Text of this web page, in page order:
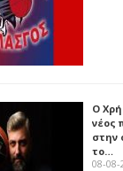
Ο
νέος
στην
το…
08-08-